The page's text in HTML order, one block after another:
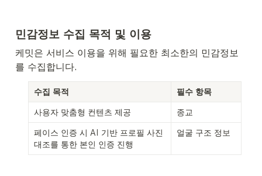
민감정보 수집 목적 및 이용
케밋은 서비스 이용을 위해 필요한 최소한의 민감정보
를 수집합니다.
수집 목적
필수 항목
사용자 맞춤형 컨텐츠 제공
종교
페이스 인증 시 AI 기반 프로필 사진
대조를 통한 본인 인증 진행
얼굴 구조 정보